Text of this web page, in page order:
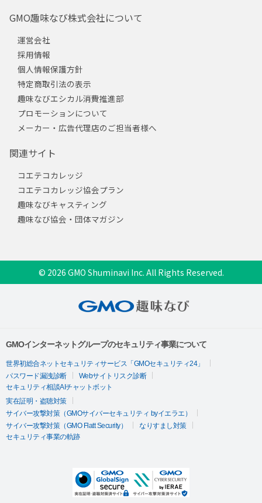
GMO趣味なび株式会社について
運営会社
採用情報
個人情報保護方針
特定商取引法の表示
趣味なびエシカル消費推進部
プロモーションについて
メーカー・広告代理店のご担当者様へ
関連サイト
コエテコカレッジ
コエテコカレッジ協会プラン
趣味なびキャスティング
趣味なび協会・団体マガジン
© 2026 GMO Shuminavi Inc. All Rights Reserved.